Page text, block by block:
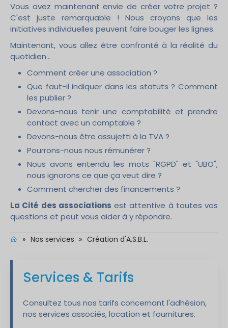
Vous avez maintenant envie de créer votre projet ?
C'est juste remarquable ! Nous croyons que les
initiatives individuelles peuvent faire bouger les lignes.
Maintenant, vous allez être confronté à la réalité du
quotidien…
Comment créer une association ?
Que faut-il indiquer dans les statuts ? Comment
les publier ?
Devons-nous tenir une comptabilité et prendre
contact avec un comptable ?
Devons-nous être assujetti à la TVA ?
Pourrons-nous nous rémunérer ?
Nous avons entendu les mots "RGPD" et "UBO",
nous ignorons ce que ça veut dire ?
Comment chercher des financements ?
La Cité des associations est attentive à toutes vos
questions et peut vous aider à y répondre.
» Nos services » Création d'A.S.B.L.
Services & Tarifs
Consultez tous nos tarifs concernant l'adhésion,
nos services associés, location et fournitures.